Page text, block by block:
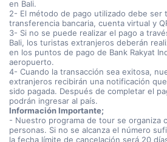
en Bali.
2- El método de pago utilizado debe ser
transferencia bancaria, cuenta virtual y
3- Si no se puede realizar el pago a
Bali, los turistas extranjeros deberán
en los puntos de pago de Bank Rakyat
aeropuerto.
4- Cuando la transacción sea exitosa,
extranjeros recibirán una notificación
sido pagada. Después de completar el
podrán ingresar al país.
Información Importante;
- Nuestro programa de tour se organiza
personas. Si no se alcanza el número
la fecha límite de cancelación será 20